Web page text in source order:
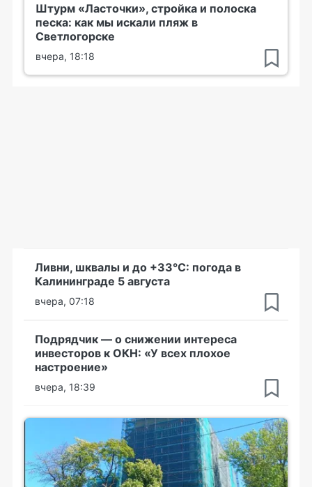
Штурм «Ласточки», стройка и полоска
песка: как мы искали пляж в
Светлогорске
вчера, 18:18
Ливни, шквалы и до +33°С: погода в
Калининграде 5 августа
вчера, 07:18
Подрядчик — о снижении интереса
инвесторов к ОКН: «У всех плохое
настроение»
вчера, 18:39